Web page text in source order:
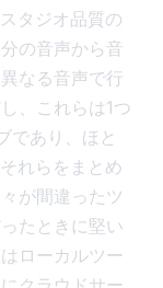
タジオ品質の
の音声から音
なる音声で行
、これらは1つ
であり、ほと
れらをまとめ
が間違ったツ
たときに堅い
ローカルツー